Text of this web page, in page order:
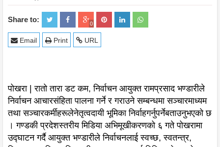
Share to: 0
URL
Print
Email
पोखरा | रातो तारा डट कम, निर्वाचन आयुक्त रामप्रसाद भण्डारीले
निर्वाचन आचारसंहिता पालना गर्ने र गराउने सम्बन्धमा सञ्चारमाध्यम
तथा सञ्चारकर्मीहरूलेनेतृत्वदायी भूमिका निर्वाहगर्नुपर्नेबताउनुभएको छ
। गण्डकी प्रदेशस्तरीय मिडिया अभिमूखीकरणको ६ गते पोखरामा
उद्घाटन गर्दै आयुक्त भण्डारीले निर्वाचनलाई स्वच्छ, स्वतन्त्र,